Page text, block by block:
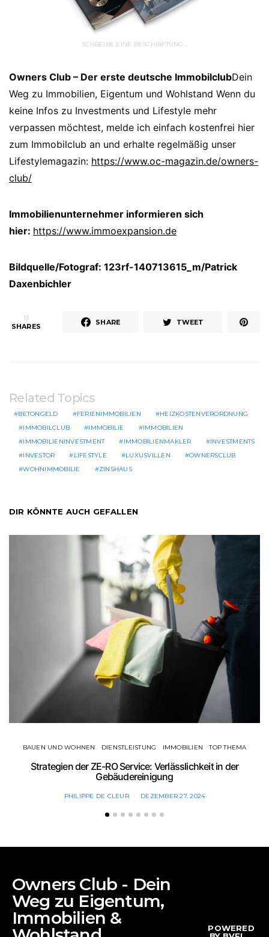
SCHREIBE EINE BESCHRIFTUNG…
Owners Club – Der erste deutsche ImmobilclubDein
Weg zu Immobilien, Eigentum und Wohlstand Wenn du
keine Infos zu Investments und Lifestyle mehr
verpassen möchtest, melde ich einfach kostenfrei hier
zum Immobilclub an und erhalte regelmäßig unser
Lifestylemagazin: https://www.oc-magazin.de/owners-
club/
Immobilienunternehmer informieren sich
hier: https://www.immoexpansion.de
Bildquelle/Fotograf: 123rf-140713615_m/Patrick
Daxenbichler
13
SHARES SHARE TWEET
Related Topics
BETONGELD FERIENIMMOBILIEN
HEIZKOSTENVERORDNUNG
IMMOBILCLUB
IMMOBILIE
IMMOBILIEN
IMMOBILIENINVESTMENT
IMMOBILIENMAKLER
INVESTMENTS
INVESTOR
LIFESTYLE LUXUSVILLEN
OWNERSCLUB
WOHNIMMOBILIE
ZINSHAUS
DIR KÖNNTE AUCH GEFALLEN
BAUEN UND WOHNEN DIENSTLEISTUNG IMMOBILIEN TOP THEMA
Strategien der ZE-RO Service: Verlässlichkeit in der
Gebäudereinigung
PHILIPPE DE CLEUR DEZEMBER 27, 2024
Owners Club - Dein
Weg zu Eigentum,
Immobilien &
POWERED